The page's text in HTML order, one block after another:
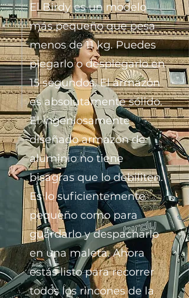
El Birdy es un modelo
más pequeño que pesa
menos de 11 kg. Puedes
plegarlo o desplegarlo en
15 segundos. El armazón
es absolutamente sólido.
El ingeniosamente
diseñado armazón de
aluminio no tiene
bisagras que lo debiliten.
Es lo suficientemente
pequeño como para
guardarlo y despacharlo
en una maleta. Ahora
estás listo para recorrer
todos los rincones de la